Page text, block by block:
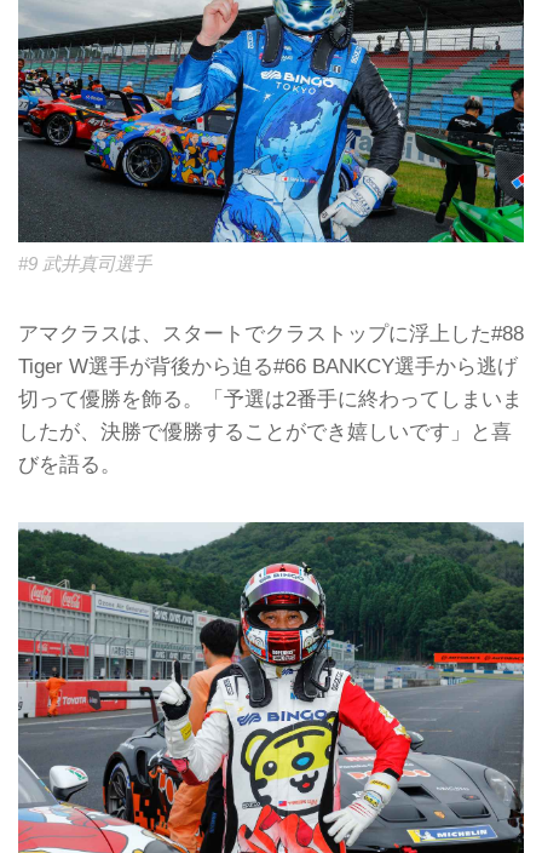
#9 武井真司選手
アマクラスは、スタートでクラストップに浮上した#88
Tiger W選手が背後から迫る#66 BANKCY選手から逃げ
切って優勝を飾る。「予選は2番手に終わってしまいま
したが、決勝で優勝することができ嬉しいです」と喜
びを語る。